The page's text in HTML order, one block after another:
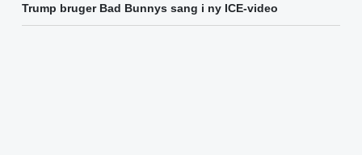
Trump bruger Bad Bunnys sang i ny ICE-video